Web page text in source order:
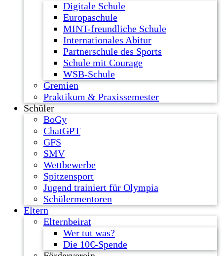
Digitale Schule
Europaschule
MINT-freundliche Schule
Internationales Abitur
Partnerschule des Sports
Schule mit Courage
WSB-Schule
Gremien
Praktikum & Praxissemester
Schüler
BoGy
ChatGPT
GFS
SMV
Wettbewerbe
Spitzensport
Jugend trainiert für Olympia
Schülermentoren
Eltern
Elternbeirat
Wer tut was?
Die 10€-Spende